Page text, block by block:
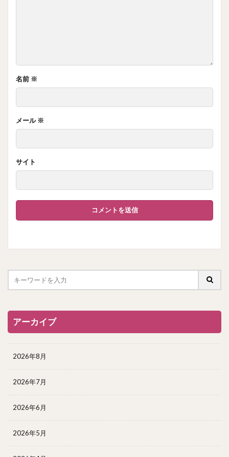
名前 ※
メール ※
サイト
アーカイブ
2026年8月
2026年7月
2026年6月
2026年5月